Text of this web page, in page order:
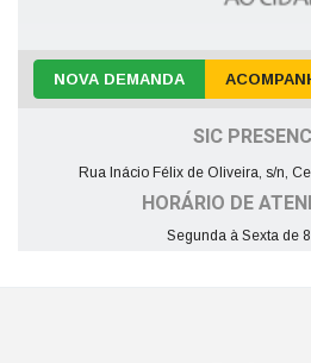
NOVA DEMANDA
SIC
Rua Inácio Félix de Oliveira, s/n,
HORÁRIO DE
Segunda à Sexta de